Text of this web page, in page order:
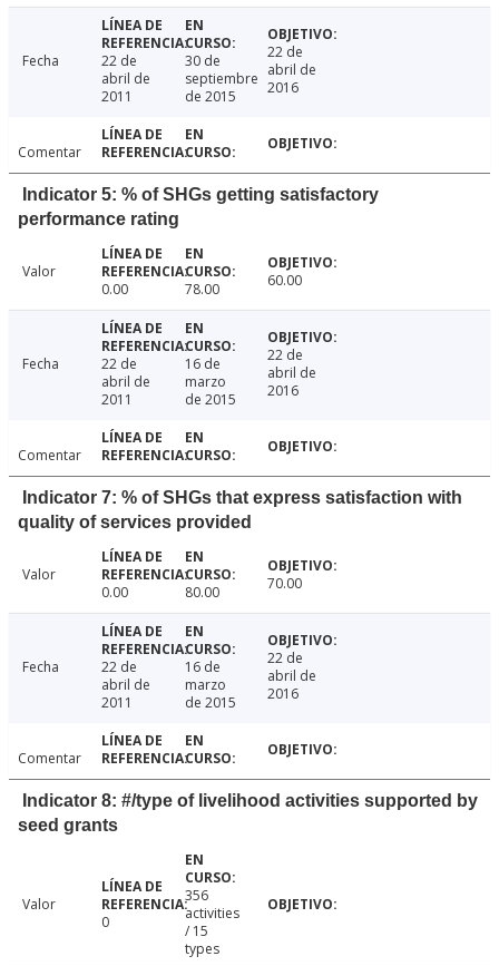
Fecha
22 de
abril de
2011
30 de
septiembre
de 2015
22 de
abril de
2016
Comentar
Indicator 5: % of SHGs getting satisfactory
performance rating
Valor
0.00
78.00 60.00
Fecha
22 de
abril de
2011
16 de
marzo
de 2015
22 de
abril de
2016
Comentar
Indicator 7: % of SHGs that express satisfaction with
quality of services provided
Valor
0.00
80.00 70.00
Fecha
22 de
abril de
2011
16 de
marzo
de 2015
22 de
abril de
2016
Comentar
Indicator 8: #/type of livelihood activities supported by
seed grants
Valor
0
356
activities
/ 15
types